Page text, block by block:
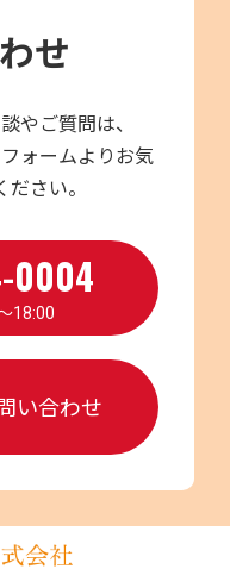
せ
やご質問は、
ォームよりお気
さい。
0004
18:00
い合わせ